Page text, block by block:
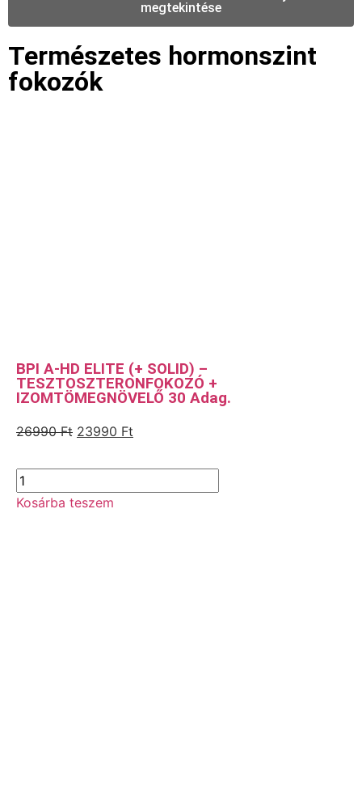
megtekintése
Természetes hormonszint
fokozók
BPI A-HD ELITE (+ SOLID) –
TESZTOSZTERONFOKOZÓ +
IZOMTÖMEGNÖVELŐ 30 Adag.
26990Ft 23990 Ft
Kosárba teszem